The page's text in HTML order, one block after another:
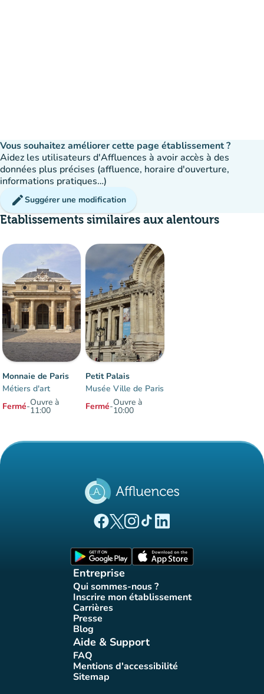
Vous souhaitez améliorer cette page établissement ?
Aidez les utilisateurs d'Affluences à avoir accès à des
données plus précises (affluence, horaire d'ouverture,
informations pratiques…)
editSuggérer une modification
Etablissements similaires aux alentours
Monnaie de Paris
Métiers d'art
Fermé-Ouvre à
11:00
Petit Palais
Musée Ville de Paris
Fermé-Ouvre à
10:00
(nouvel onglet)
(nouvel onglet)
(nouvel onglet)
(nouvel onglet)
(nouvel onglet)
Entreprise
Qui sommes-nous ?
(nouvel onglet)
Inscrire mon établissement
(nouvel onglet)
Carrières(nouvel onglet)
Presse(nouvel onglet)
Blog(nouvel onglet)
Aide & Support
FAQ(nouvel onglet)
Mentions d'accessibilité
(nouvel onglet)
Sitemap(nouvel onglet)